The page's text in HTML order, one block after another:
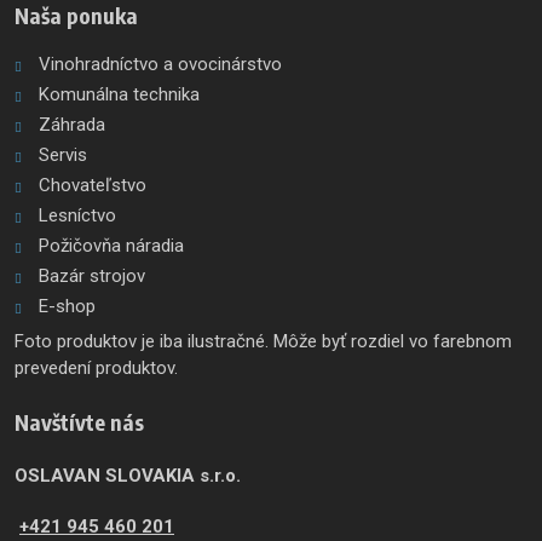
Naša ponuka
Vinohradníctvo a ovocinárstvo
Komunálna technika
Záhrada
Servis
Chovateľstvo
Lesníctvo
Požičovňa náradia
Bazár strojov
E-shop
Foto produktov je iba ilustračné. Môže byť rozdiel vo farebnom
prevedení produktov.
Navštívte nás
OSLAVAN SLOVAKIA s.r.o.
+421 945 460 201